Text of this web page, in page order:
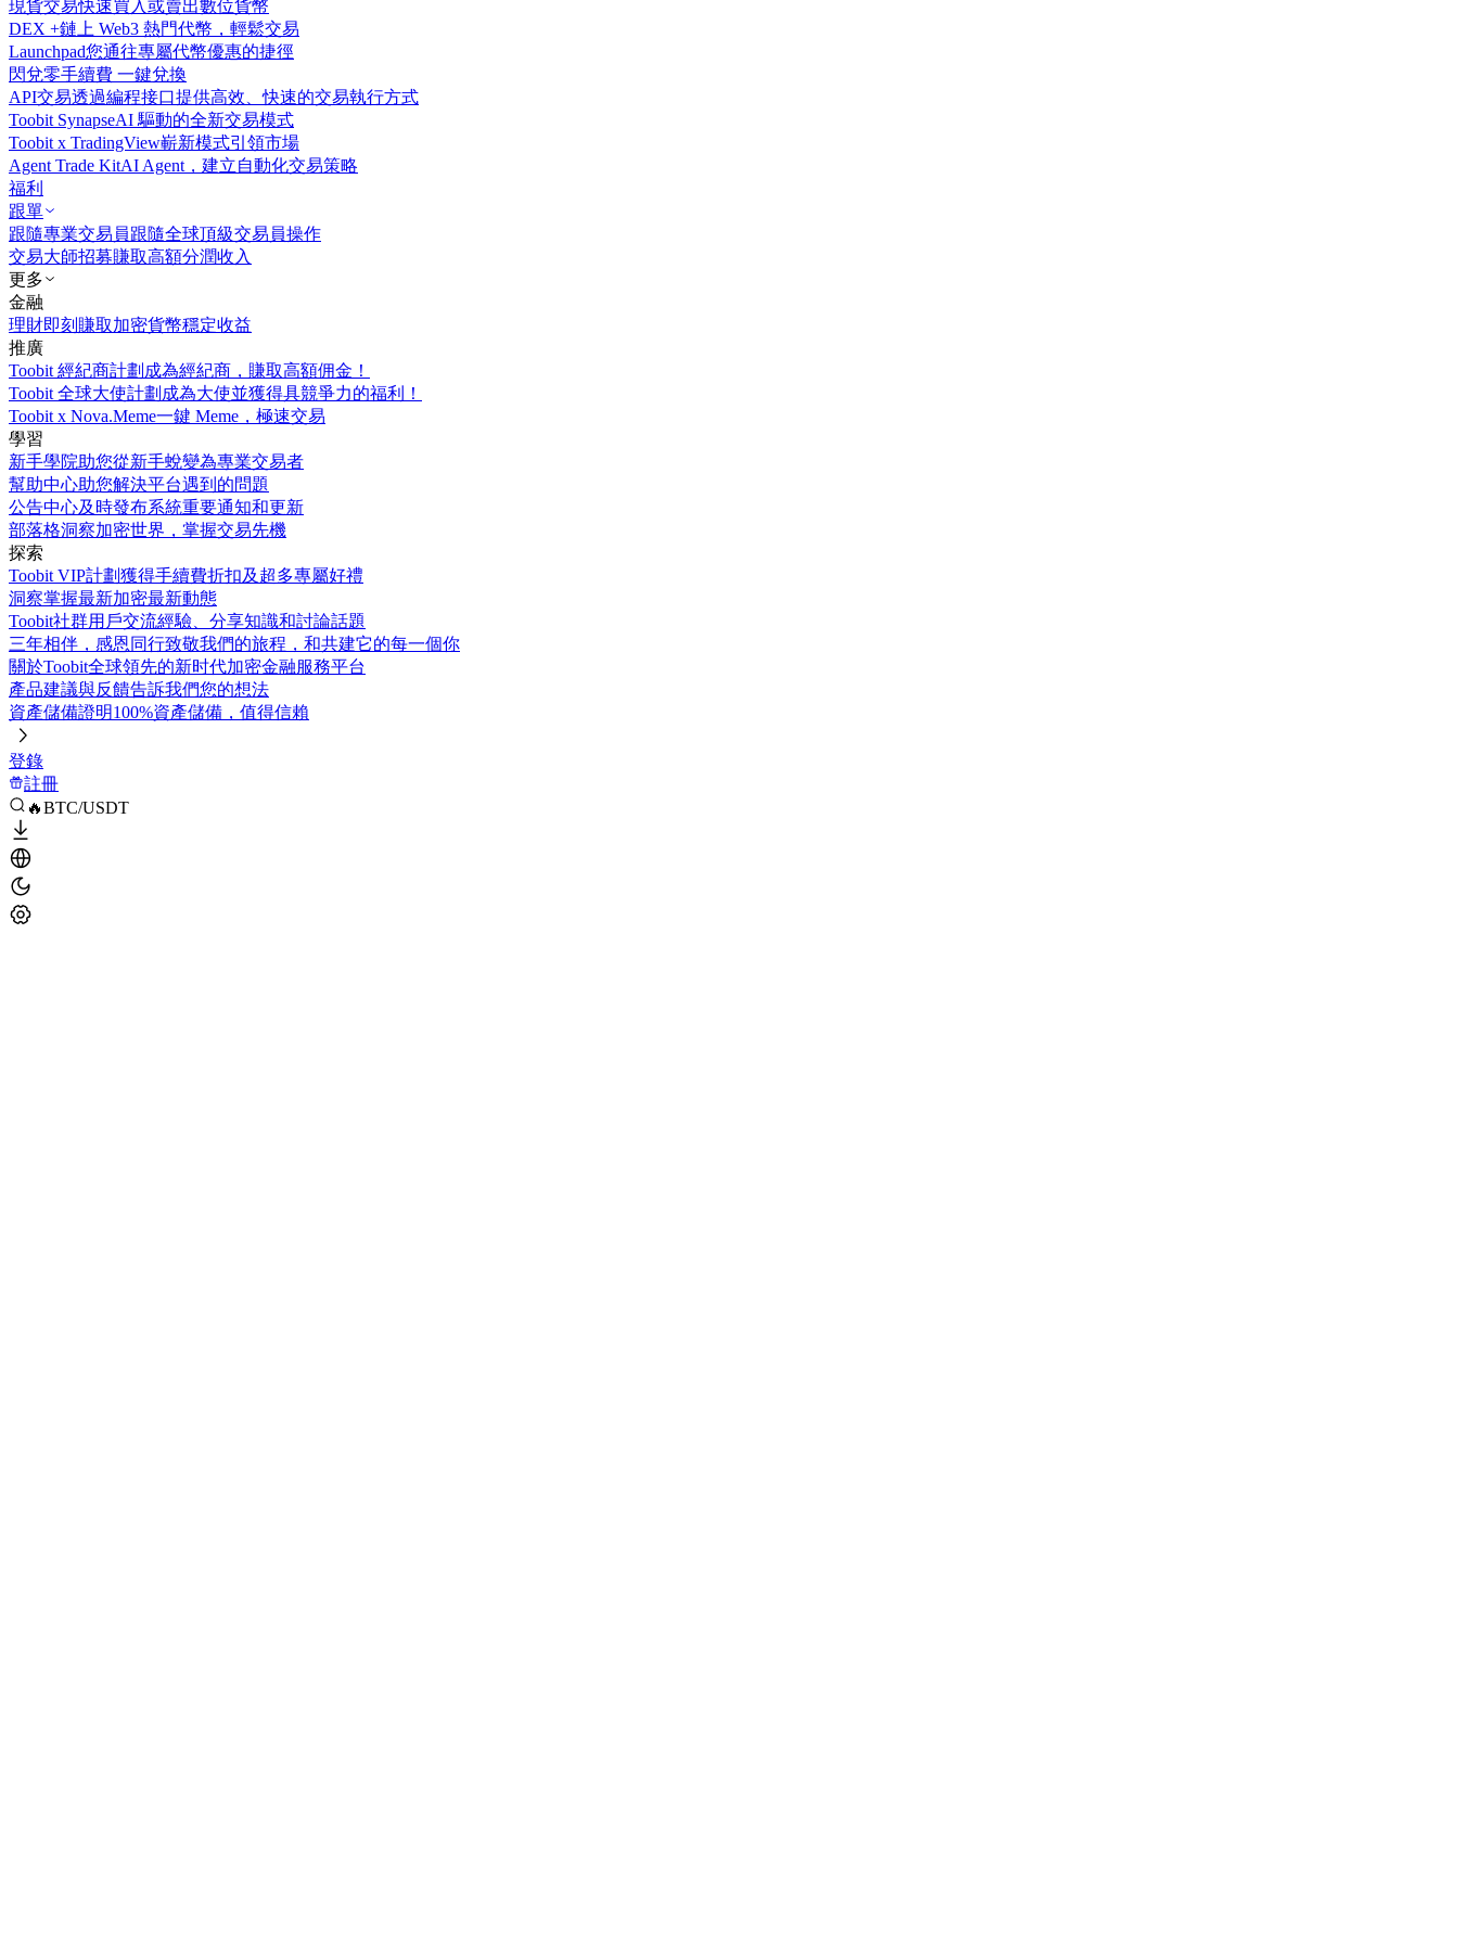
現貨交易快速買入或賣出數位貨幣
DEX +鏈上 Web3 熱門代幣，輕鬆交易
Launchpad您通往專屬代幣優惠的捷徑
閃兌零手續費 一鍵兌換
API交易透過編程接口提供高效、快速的交易執行方式
Toobit SynapseAI 驅動的全新交易模式
Toobit x TradingView嶄新模式引領市場
Agent Trade KitAI Agent，建立自動化交易策略
福利
跟單
跟隨專業交易員跟隨全球頂級交易員操作
交易大師招募賺取高額分潤收入
更多
金融
理財即刻賺取加密貨幣穩定收益
推廣
Toobit 經紀商計劃 成為經紀商，賺取高額佣金！
Toobit 全球大使計劃 成為大使並獲得具競爭力的福利！
Toobit x Nova.Meme一鍵 Meme，極速交易
學習
新手學院助您從新手蛻變為專業交易者
幫助中心助您解決平台遇到的問題
公告中心及時發布系統重要通知和更新
部落格洞察加密世界，掌握交易先機
探索
Toobit VIP計劃獲得手續費折扣及超多專屬好禮
洞察掌握最新加密最新動態
Toobit社群用戶交流經驗、分享知識和討論話題
三年相伴，感恩同行致敬我們的旅程，和共建它的每一個你
關於Toobit全球領先的新时代加密金融服務平台
產品建議與反饋告訴我們您的想法
資產儲備證明100%資產儲備，值得信賴
登錄
註冊
🔥BTC/USDT